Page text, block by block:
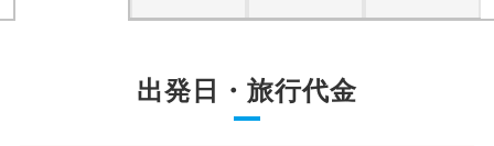
出発日・旅行代金